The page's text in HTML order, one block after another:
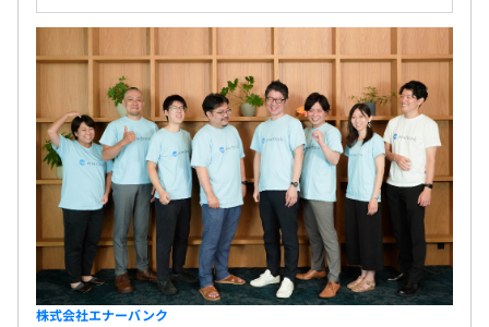
【プロダクト開発チーム】
・プロダクトエンジニア（正社員）：4名
・エンジニア（業務委託）：数名
エンジニアチームで、開発案件を1人で対応できるボリュ
ームの内容に切り出し、担当をアサインします。
株式会社エナーバンク